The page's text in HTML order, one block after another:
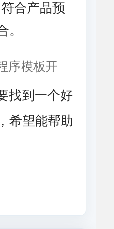
合产品预
。
序模板开
找到一个好
希望能帮助